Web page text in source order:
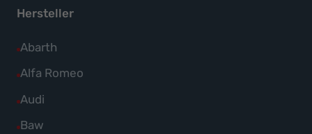
Hersteller
Abarth
Alle
Fahrzeuge
Abarth
anzeigen
Alfa Romeo
Alle
Fahrzeuge
Audi
Alle
Fahrzeuge
Baw
Alle